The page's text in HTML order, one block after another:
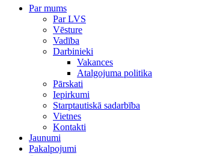
Par mums
Par LVS
Vēsture
Vadība
Darbinieki
Vakances
Atalgojuma politika
Pārskati
Iepirkumi
Starptautiskā sadarbība
Vietnes
Kontakti
Jaunumi
Pakalpojumi